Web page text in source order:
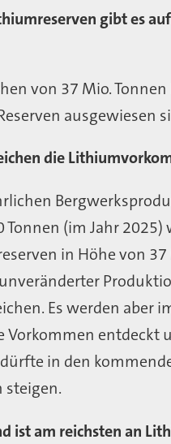
gibt es
von 37 Mio.
ausgewiesen
die
Tonnen (im Jahr 2025)
in Höhe von 37
Es werden aber
Vorkommen entdeckt
in den
steigen.
ist am reichsten an